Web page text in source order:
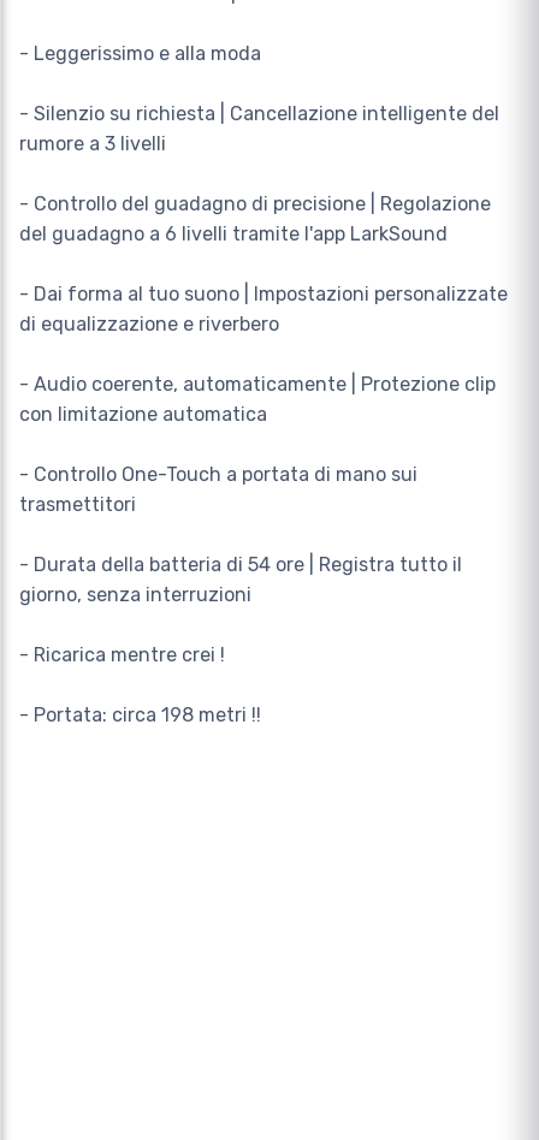
- Leggerissimo e alla moda
- Silenzio su richiesta | Cancellazione intelligente del
rumore a 3 livelli
- Controllo del guadagno di precisione | Regolazione
del guadagno a 6 livelli tramite l'app LarkSound
- Dai forma al tuo suono | Impostazioni personalizzate
di equalizzazione e riverbero
- Audio coerente, automaticamente | Protezione clip
con limitazione automatica
- Controllo One-Touch a portata di mano sui
trasmettitori
- Durata della batteria di 54 ore | Registra tutto il
giorno, senza interruzioni
- Ricarica mentre crei !
- Portata: circa 198 metri !!